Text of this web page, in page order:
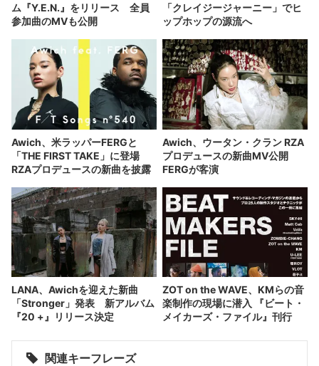
ム『Y.E.N.』をリリース 全員
参加曲のMVも公開
「クレイジージャーニー」でヒ
ップホップの源流へ
Awich、米ラッパーFERGと
「THE FIRST TAKE」に登場
RZAプロデュースの新曲を披露
Awich、ウータン・クラン RZA
プロデュースの新曲MV公開
FERGが客演
LANA、Awichを迎えた新曲
「Stronger」発表 新アルバム
『20 +』リリース決定
ZOT on the WAVE、KMらの音
楽制作の現場に潜入 『ビート・
メイカーズ・ファイル』刊行
関連キーフレーズ